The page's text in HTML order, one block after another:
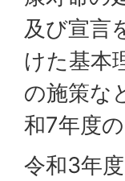
及び宣言
けた基本
の施策な
和7年度
令和3年